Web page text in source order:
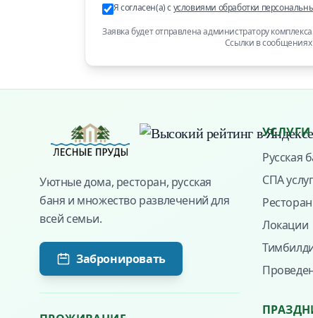
Я согласен(а) сусловиями обработки
Заявка будет отправлена администратору
Ссылки в
Уютные дома, ресторан, русская
баня и множество развлечений для
всей семьи.
Забронировать
УСЛУГИ
Русская
СПА
Ресторан
Локации